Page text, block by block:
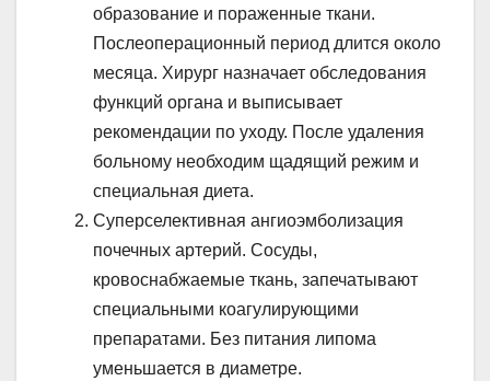
образование и пораженные ткани.
Послеоперационный период длится около
месяца. Хирург назначает обследования
функций органа и выписывает
рекомендации по уходу. После удаления
больному необходим щадящий режим и
специальная диета.
Суперселективная ангиоэмболизация
почечных артерий. Сосуды,
кровоснабжаемые ткань, запечатывают
специальными коагулирующими
препаратами. Без питания липома
уменьшается в диаметре.